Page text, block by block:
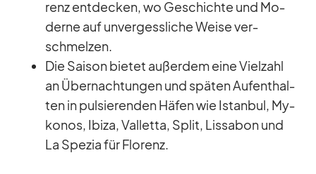
renz ent­de­cken, wo Ge­schichte und Mo­
derne auf un­ver­gess­li­che Weise ver­
schmel­zen.
Die Sai­son bie­tet au­ßer­dem eine Viel­zahl
an Über­nach­tun­gen und spä­ten Auf­ent­hal­
ten in pul­sie­ren­den Hä­fen wie Is­tan­bul, My­
ko­nos, Ibiza, Val­letta, Split, Lis­sa­bon und
La Spe­zia für Flo­renz.